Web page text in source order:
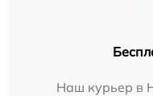
Наш курьер в